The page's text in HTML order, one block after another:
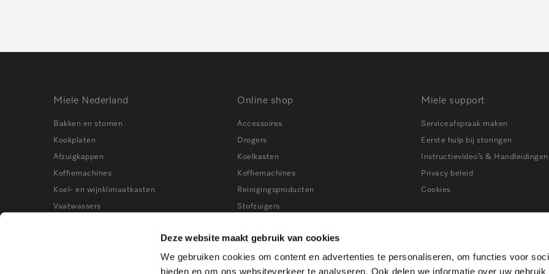
Deze website maakt gebruik van cookies
We gebruiken cookies om content en advertenties te personaliseren, om functies voor
bieden en om ons websiteverkeer te analyseren. Ook delen we informatie over uw gebruik
Miele Nederland
Bakken en stomen
Kookplaten
Afzuigkappen
Koffiemachines
Koel- en wijnklimaatkasten
Vaatwassers
Online shop
Accessoires
Drogers
Koelkasten
Koffiemachines
Reinigingsproducten
Stofzuigers
Vaatwassers
Vrieskasten
Wasmachines
Miele support
Serviceafspraak maken
Eerste hulp bij storingen
Instructievideo’s & Handleidingen
Privacy beleid
Cookies